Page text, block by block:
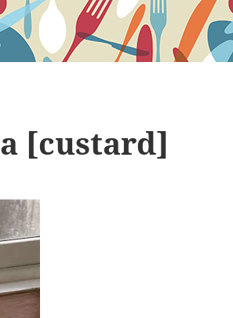
[custard]